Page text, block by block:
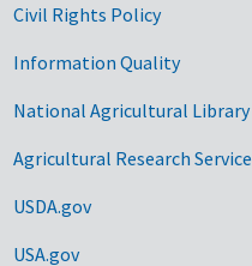
Civil Rights Policy
Information Quality
National Agricultural Library
Agricultural Research Service
USDA.gov
USA.gov